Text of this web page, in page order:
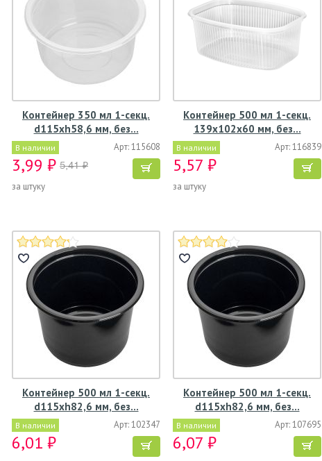
Контейнер 350 мл 1-секц.
d115хh58,6 мм, без…
В наличии Арт: 115608
3,99 ₽ 5,41 ₽
за штуку
Контейнер 500 мл 1-секц.
139х102х60 мм, без…
В наличии Арт: 116839
5,57 ₽
за штуку
Контейнер 500 мл 1-секц.
d115хh82,6 мм, без…
В наличии Арт: 102347
6,01 ₽
Контейнер 500 мл 1-секц.
d115хh82,6 мм, без…
В наличии Арт: 107695
6,07 ₽